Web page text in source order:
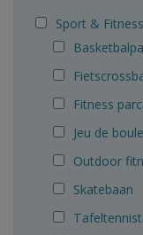
Sport & Fitness
Fitness
Jeu de
Outdoor
Skatebaan